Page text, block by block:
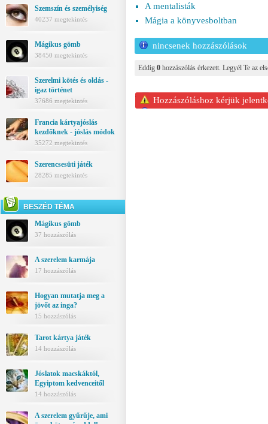
Szemszín és személyiség
40237 megtekintés
Mágikus gömb
38450 megtekintés
Szerelmi kötés és oldás -
igaz történet
37686 megtekintés
Francia kártyajóslás
kezdőknek - jóslás módok
35272 megtekintés
Szerencsesüti játék
28285 megtekintés
BESZÉD TÉMA
Mágikus gömb
37 hozzászólás
A szerelem karmája
17 hozzászólás
Hogyan mutatja meg a
jövőt az inga?
15 hozzászólás
Tarot kártya játék
14 hozzászólás
Jóslatok macskáktól,
Egyiptom kedvenceitől
14 hozzászólás
A szerelem gyűrűje, ami
A mentalisták
Mágia a könyvesboltban
nincsenek hozzászólások
Eddig 0 hozzászólás érkezett. Legyél Te az
Hozzászóláshoz kérjük